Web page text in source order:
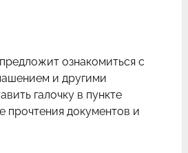
ознакомиться с
и другими
галочку в пункте
прочтения документов и